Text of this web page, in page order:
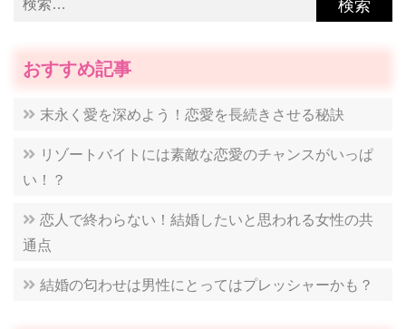
おすすめ記事
末永く愛を深めよう！恋愛を長続きさせる秘訣
リゾートバイトには素敵な恋愛のチャンスがいっぱ
い！？
恋人で終わらない！結婚したいと思われる女性の共
通点
結婚の匂わせは男性にとってはプレッシャーかも？